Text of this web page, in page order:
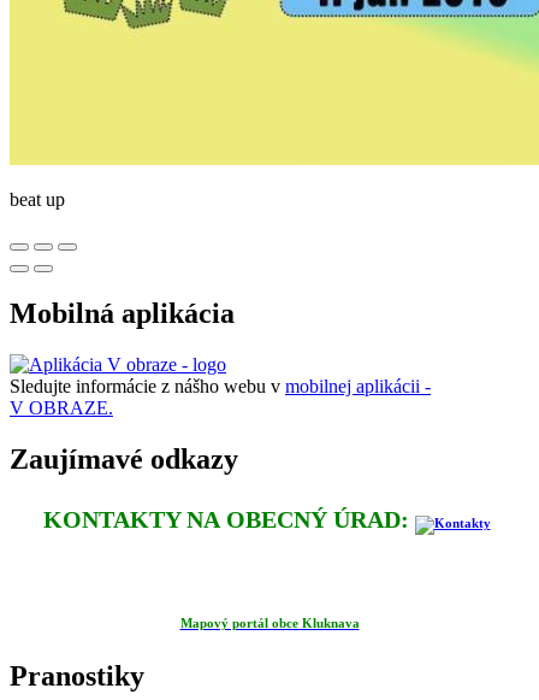
beat up
Mobilná aplikácia
Sledujte informácie z nášho webu v mobilnej aplikácii -
V OBRAZE.
Zaujímavé odkazy
KONTAKTY NA OBECNÝ ÚRAD:
Mapový portál obce Kluknava
Pranostiky